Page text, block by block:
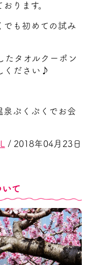
ります。
でも初めての試み
たタオルクーポン
ください♪
泉ぷくぷくでお会
/ 2018年04月23日
て